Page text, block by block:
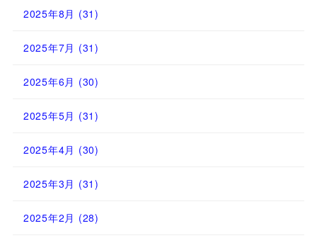
2025年8月 (31)
2025年7月 (31)
2025年6月 (30)
2025年5月 (31)
2025年4月 (30)
2025年3月 (31)
2025年2月 (28)